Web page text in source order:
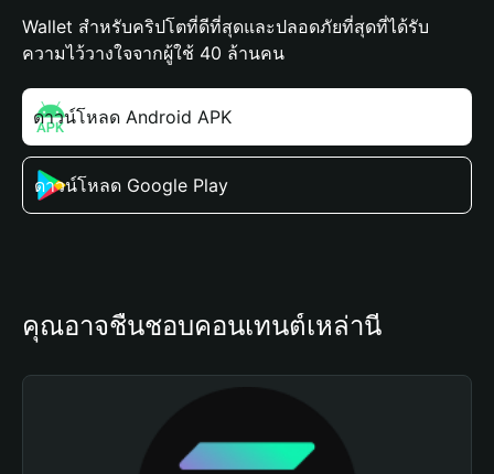
Wallet สำหรับคริปโตที่ดีที่สุดและปลอดภัยที่สุดที่ได้รับ
ความไว้วางใจจากผู้ใช้ 40 ล้านคน
ดาวน์โหลด Android APK
ดาวน์โหลด Google Play
คุณอาจชื่นชอบคอนเทนต์เหล่านี้